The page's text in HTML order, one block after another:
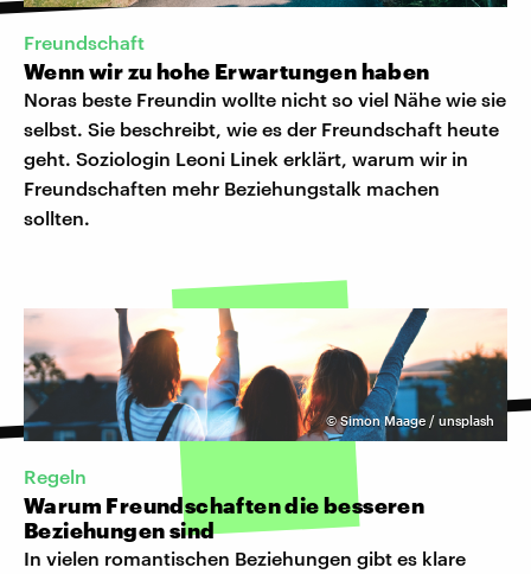
Freundschaft
Wenn wir zu hohe Erwartungen haben
Noras beste Freundin wollte nicht so viel Nähe wie sie
selbst. Sie beschreibt, wie es der Freundschaft heute
geht. Soziologin Leoni Linek erklärt, warum wir in
Freundschaften mehr Beziehungstalk machen
sollten.
©Simon Maage / unsplash
Regeln
Warum Freundschaften die besseren
Beziehungen sind
In vielen romantischen Beziehungen gibt es klare